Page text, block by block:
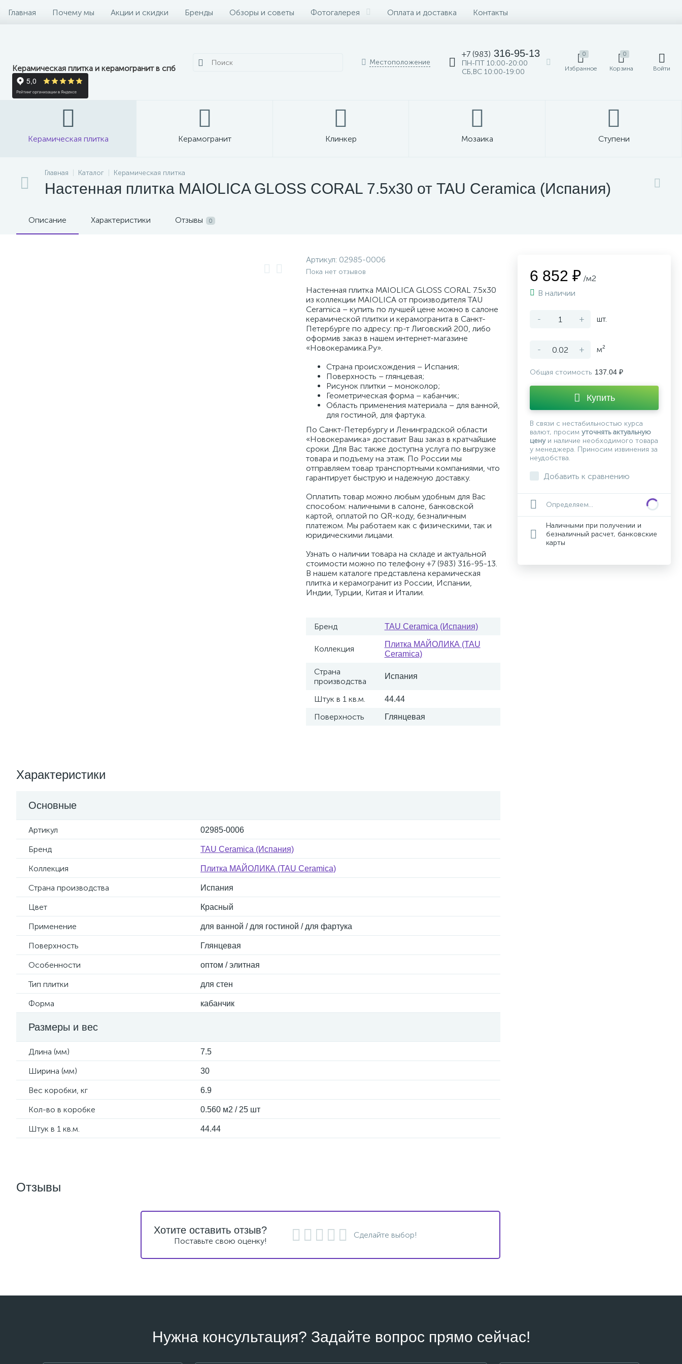
Главная Почему мы Акции и скидки Бренды Обзоры и советы Фотогалерея Оплата и доставка Контакты
Керамическая плитка и керамогранит в спб
Местоположение
+7 (983) 316-95-13
ПН-ПТ 10:00-20:00
СБ,ВС 10:00-19:00
0
Избранное
0
Корзина Войти
Керамическая плитка Керамогранит Клинкер Мозаика Ступени
Главная Каталог Керамическая плитка
Настенная плитка MAIOLICA GLOSS CORAL 7.5x30 от TAU Ceramica (Испания)
Описание Характеристики Отзывы 0
Артикул: 02985-0006
Пока нет отзывов
Настенная плитка MAIOLICA GLOSS CORAL 7.5x30
из коллекции MAIOLICA от производителя TAU
Ceramica – купить по лучшей цене можно в салоне
керамической плитки и керамогранита в Санкт-
Петербурге по адресу: пр-т Лиговский 200, либо
оформив заказ в нашем интернет-магазине
«Новокерамика.Ру».
Страна происхождения – Испания;
Поверхность – глянцевая;
Рисунок плитки – моноколор;
Геометрическая форма – кабанчик;
Область применения материала – для ванной,
для гостиной, для фартука.
По Санкт-Петербургу и Ленинградской области
«Новокерамика» доставит Ваш заказ в кратчайшие
сроки. Для Вас также доступна услуга по выгрузке
товара и подъему на этаж. По России мы
отправляем товар транспортными компаниями, что
гарантирует быструю и надежную доставку.
Оплатить товар можно любым удобным для Вас
способом: наличными в салоне, банковской
картой, оплатой по QR-коду, безналичным
платежом. Мы работаем как с физическими, так и
юридическими лицами.
Узнать о наличии товара на складе и актуальной
стоимости можно по телефону +7 (983) 316-95-13.
В нашем каталоге представлена керамическая
плитка и керамогранит из России, Испании,
Индии, Турции, Китая и Италии.
Бренд TAU Ceramica (Испания)
Коллекция
Плитка МАЙОЛИКА (TAU
Ceramica)
Страна
производства
Испания
Штук в 1 кв.м. 44.44
Поверхность Глянцевая
Характеристики
Основные
Артикул 02985-0006
Бренд TAU Ceramica (Испания)
Коллекция Плитка МАЙОЛИКА (TAU Ceramica)
Страна производства Испания
Цвет Красный
Применение для ванной / для гостиной / для фартука
Поверхность Глянцевая
Особенности оптом / элитная
Тип плитки для стен
Форма кабанчик
Размеры и вес
Длина (мм) 7.5
Ширина (мм) 30
Вес коробки, кг 6.9
Кол-во в коробке 0.560 м2 / 25 шт
Штук в 1 кв.м. 44.44
6 852 ₽ /м2
В наличии
- + шт.
- + м²
Общая стоимость 137.04 ₽
Купить
В связи с нестабильностью курса
валют, просим уточнять актуальную
ценуи наличие необходимого товара
у менеджера. Приносим извинения за
неудобства.
Добавить к сравнению
Определяем...
Наличными при получении и
безналичный расчет, банковские
карты
Отзывы
Хотите оставить отзыв?
Поставьте свою оценку!
Сделайте выбор!
Нужна консультация? Задайте вопрос прямо сейчас!